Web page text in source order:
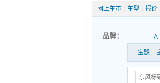
网上车市 车型 报价
品牌： A
宝骏
东风标